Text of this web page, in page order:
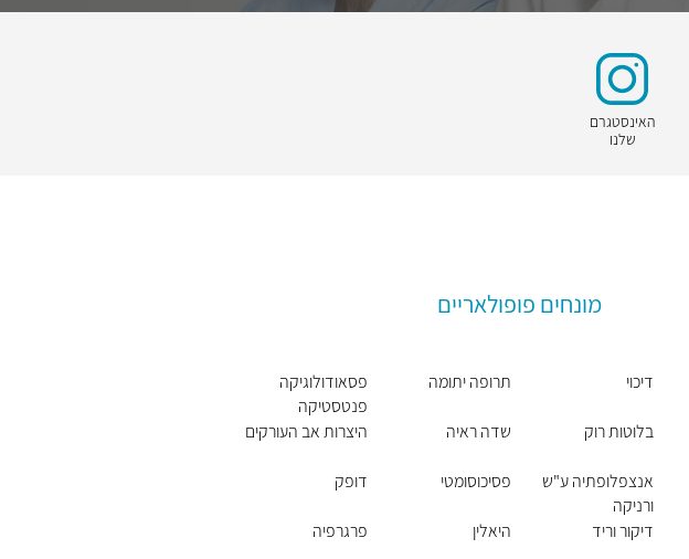
האינסטגרם
שלנו
מונחים פופולאריים
דיכוי
בלוטות רוק
אנצפלופתיה ע"ש
ורניקה
דיקור וריד
תרופה יתומה
שדה ראיה
פסיכוסומטי
היאלין
פסאודולוגיקה
פנטסטיקה
היצרות אב העורקים
דופק
פרגרפיה